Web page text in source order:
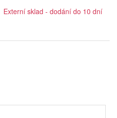
Externí sklad - dodání do 10 dní